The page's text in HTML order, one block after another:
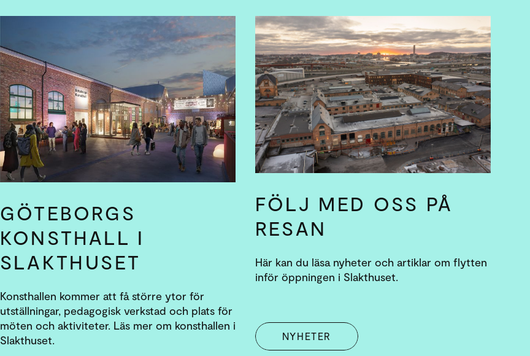
GÖTEBORGS
KONSTHALL I
SLAKTHUSET
Konsthallen kommer att få större ytor för
utställningar, pedagogisk verkstad och plats för
möten och aktiviteter. Läs mer om konsthallen i
Slakthuset.
FÖLJ MED OSS PÅ
RESAN
Här kan du läsa nyheter och artiklar om flytten
inför öppningen i Slakthuset.
NYHETER